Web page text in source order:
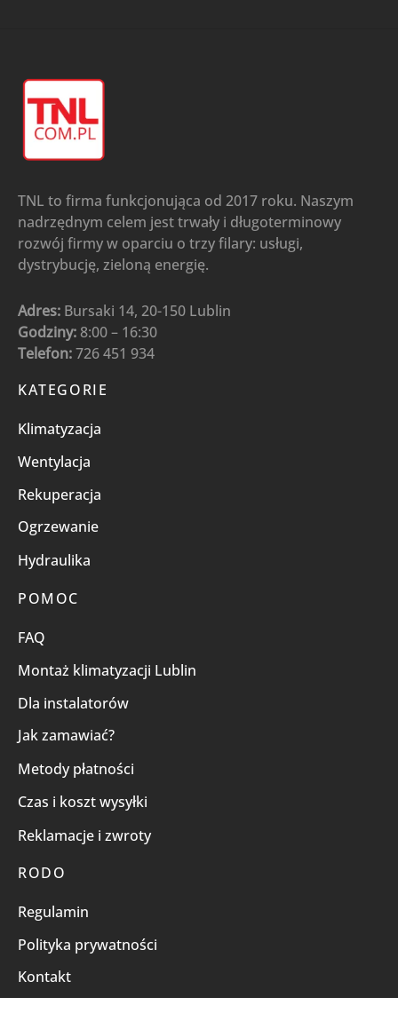
TNL to firma funkcjonująca od 2017 roku. Naszym
nadrzędnym celem jest trwały i długoterminowy
rozwój firmy w oparciu o trzy filary: usługi,
dystrybucję, zieloną energię.
Adres: Bursaki 14, 20-150 Lublin
Godziny: 8:00 – 16:30
Telefon:726 451 934
KATEGORIE
Klimatyzacja
Wentylacja
Rekuperacja
Ogrzewanie
Hydraulika
POMOC
FAQ
Montaż klimatyzacji Lublin
Dla instalatorów
Jak zamawiać?
Metody płatności
Czas i koszt wysyłki
Reklamacje i zwroty
RODO
Regulamin
Polityka prywatności
Kontakt